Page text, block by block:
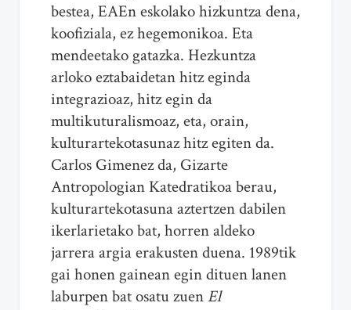
bestea, EAEn eskolako hizkuntza dena,
koofiziala, ez hegemonikoa. Eta
mendeetako gatazka. Hezkuntza
arloko eztabaidetan hitz eginda
integrazioaz, hitz egin da
multikuturalismoaz, eta, orain,
kulturartekotasunaz hitz egiten da.
Carlos Gimenez da, Gizarte
Antropologian Katedratikoa berau,
kulturartekotasuna aztertzen dabilen
ikerlarietako bat, horren aldeko
jarrera argia erakusten duena. 1989tik
gai honen gainean egin dituen lanen
laburpen bat osatu zuenEl